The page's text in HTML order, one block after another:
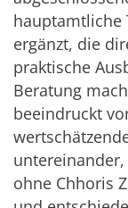
hauptamtliche
ergänzt, die
praktische
Beratung
beeindruckt
ohne Chhoris